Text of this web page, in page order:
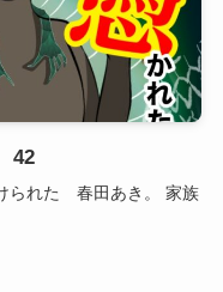
42
られた 春田あき。 家族